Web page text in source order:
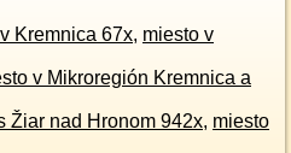
Kremnica 67x, miesto v
v Mikroregión Kremnica a
Žiar nad Hronom 942x, miesto